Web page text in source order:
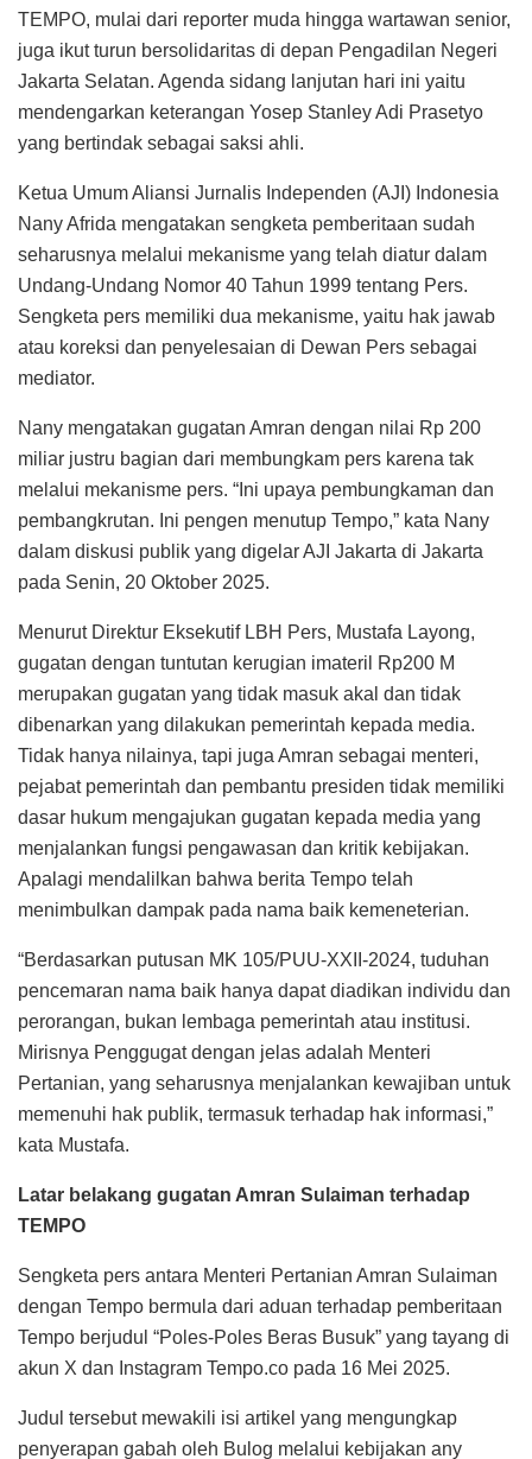
TEMPO, mulai dari reporter muda hingga wartawan senior,
juga ikut turun bersolidaritas di depan Pengadilan Negeri
Jakarta Selatan. Agenda sidang lanjutan hari ini yaitu
mendengarkan keterangan Yosep Stanley Adi Prasetyo
yang bertindak sebagai saksi ahli.
Ketua Umum Aliansi Jurnalis Independen (AJI) Indonesia
Nany Afrida mengatakan sengketa pemberitaan sudah
seharusnya melalui mekanisme yang telah diatur dalam
Undang-Undang Nomor 40 Tahun 1999 tentang Pers.
Sengketa pers memiliki dua mekanisme, yaitu hak jawab
atau koreksi dan penyelesaian di Dewan Pers sebagai
mediator.
Nany mengatakan gugatan Amran dengan nilai Rp 200
miliar justru bagian dari membungkam pers karena tak
melalui mekanisme pers. “Ini upaya pembungkaman dan
pembangkrutan. Ini pengen menutup Tempo,” kata Nany
dalam diskusi publik yang digelar AJI Jakarta di Jakarta
pada Senin, 20 Oktober 2025.
Menurut Direktur Eksekutif LBH Pers, Mustafa Layong,
gugatan dengan tuntutan kerugian imateril Rp200 M
merupakan gugatan yang tidak masuk akal dan tidak
dibenarkan yang dilakukan pemerintah kepada media.
Tidak hanya nilainya, tapi juga Amran sebagai menteri,
pejabat pemerintah dan pembantu presiden tidak memiliki
dasar hukum mengajukan gugatan kepada media yang
menjalankan fungsi pengawasan dan kritik kebijakan.
Apalagi mendalilkan bahwa berita Tempo telah
menimbulkan dampak pada nama baik kemeneterian.
“Berdasarkan putusan MK 105/PUU-XXII-2024, tuduhan
pencemaran nama baik hanya dapat diadikan individu dan
perorangan, bukan lembaga pemerintah atau institusi.
Mirisnya Penggugat dengan jelas adalah Menteri
Pertanian, yang seharusnya menjalankan kewajiban untuk
memenuhi hak publik, termasuk terhadap hak informasi,”
kata Mustafa.
Latar belakang gugatan Amran Sulaiman terhadap
TEMPO
Sengketa pers antara Menteri Pertanian Amran Sulaiman
dengan Tempo bermula dari aduan terhadap pemberitaan
Tempo berjudul “Poles-Poles Beras Busuk” yang tayang di
akun X dan Instagram Tempo.co pada 16 Mei 2025.
Judul tersebut mewakili isi artikel yang mengungkap
penyerapan gabah oleh Bulog melalui kebijakan any